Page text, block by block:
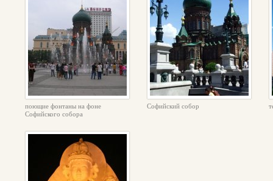
поющие фонтаны на фоне
Софийского собора
Софийский собор